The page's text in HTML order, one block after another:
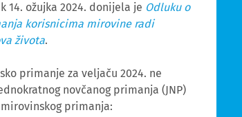
14. ožujka 2024. donijela je Odluku o
korisnicima mirovine radi
života.
primanje za veljaču 2024. ne
novčanog primanja (JNP)
primanja: